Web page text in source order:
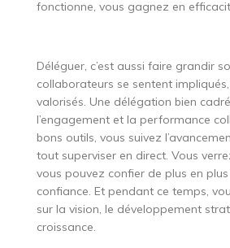
fonctionne, vous gagnez en
Déléguer, c’est aussi faire grandir
collaborateurs se sentent
valorisés. Une délégation bien
l’engagement et la performance
bons outils, vous suivez
tout superviser en direct. Vous
vous pouvez confier de plus en
confiance. Et pendant ce temps,
sur la vision, le développement
croissance.